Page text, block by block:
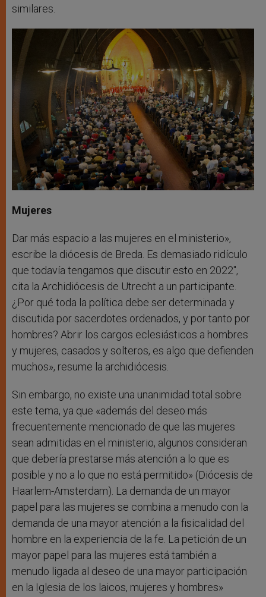
similares.
Mujeres
Dar más espacio a las mujeres en el ministerio»,
escribe la diócesis de Breda. Es demasiado ridículo
que todavía tengamos que discutir esto en 2022″,
cita la Archidiócesis de Utrecht a un participante.
¿Por qué toda la política debe ser determinada y
discutida por sacerdotes ordenados, y por tanto por
hombres? Abrir los cargos eclesiásticos a hombres
y mujeres, casados y solteros, es algo que defienden
muchos», resume la archidiócesis.
Sin embargo, no existe una unanimidad total sobre
este tema, ya que «además del deseo más
frecuentemente mencionado de que las mujeres
sean admitidas en el ministerio, algunos consideran
que debería prestarse más atención a lo que es
posible y no a lo que no está permitido» (Diócesis de
Haarlem-Amsterdam). La demanda de un mayor
papel para las mujeres se combina a menudo con la
demanda de una mayor atención a la fisicalidad del
hombre en la experiencia de la fe. La petición de un
mayor papel para las mujeres está también a
menudo ligada al deseo de una mayor participación
en la Iglesia de los laicos, mujeres y hombres»